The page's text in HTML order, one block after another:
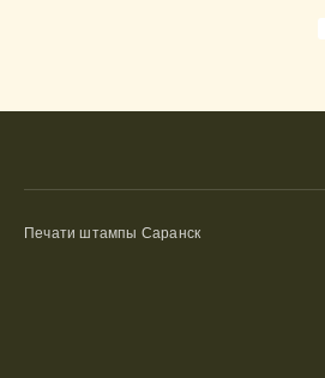
Печати штампы Саранск